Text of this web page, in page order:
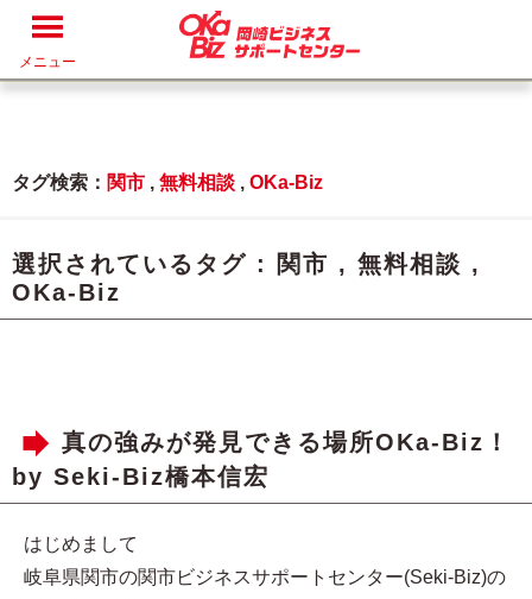
メニュー
タグ検索： 関市 , 無料相談 , OKa-Biz
選択されているタグ : 関市 , 無料相談 ,
OKa-Biz
真の強みが発見できる場所OKa-Biz！
by Seki-Biz橋本信宏
はじめまして
岐阜県関市の関市ビジネスサポートセンター(Seki-Biz)の